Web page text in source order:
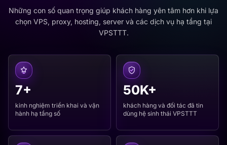
chọn VPS, proxy, hosting, server và các dịch vụ hạ tầng tại
VPSTTT.
7+
kinh nghiệm triển khai và vận
hành hạ tầng số
50K+
khách hàng và đối tác đã tin
dùng hệ sinh thái VPSTTT